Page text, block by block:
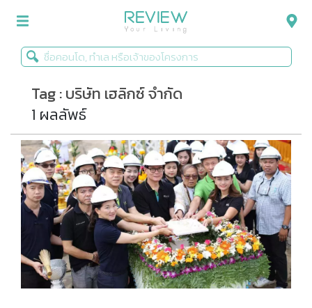
รีวิวคอนโด
รีวิวบ้าน
รีวิวทาวน์โฮม
Life+Style
Infographic
ข่าวโปรโมชั่น
Tag : บริษัท เฮลิกซ์ จำกัด
1 ผลลัพธ์